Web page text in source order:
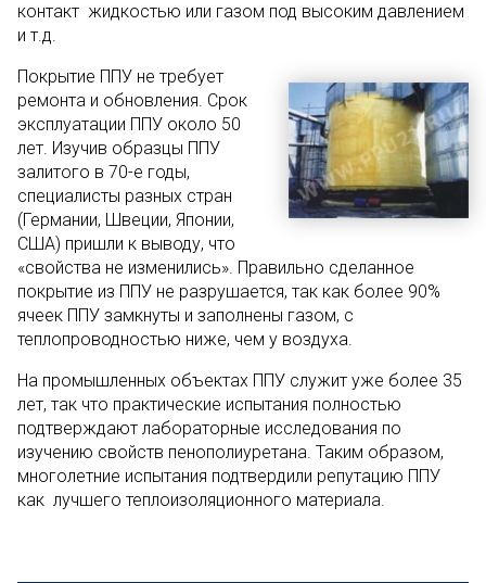
контакт жидкостью или газом под высоким давлением
и т.д.
Покрытие ППУ не требует
ремонта и обновления. Срок
эксплуатации ППУ около 50
лет. Изучив образцы ППУ
залитого в 70-е годы,
специалисты разных стран
(Германии, Швеции, Японии,
США) пришли к выводу, что
«свойства не изменились». Правильно сделанное
покрытие из ППУ не разрушается, так как более 90%
ячеек ППУ замкнуты и заполнены газом, с
теплопроводностью ниже, чем у воздуха.
На промышленных объектах ППУ служит уже более 35
лет, так что практические испытания полностью
подтверждают лабораторные исследования по
изучению свойств пенополиуретана. Таким образом,
многолетние испытания подтвердили репутацию ППУ
как лучшего теплоизоляционного материала.